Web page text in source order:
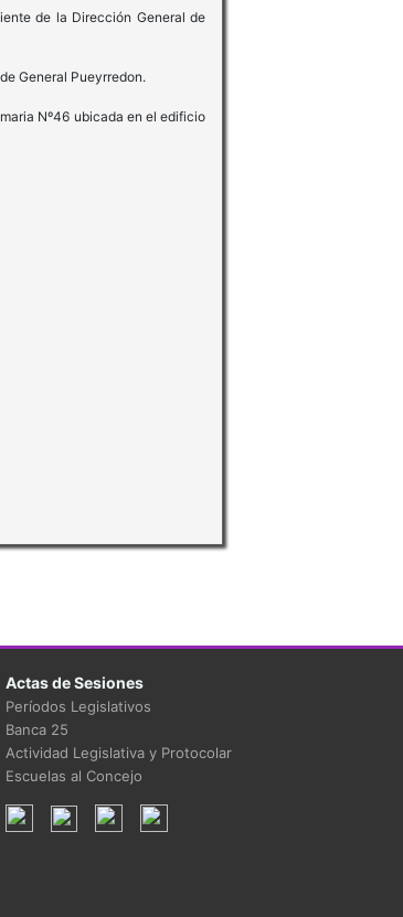
de la Dirección General de
General Pueyrredon.
Nº46 ubicada en el edificio
Actas de Sesiones
Períodos Legislativos
Banca 25
Actividad Legislativa y Protocolar
Escuelas al Concejo